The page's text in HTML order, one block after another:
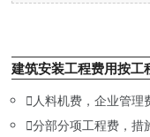
建筑安装工程费用按工
人料机费，企业管理
分部分项工程费，措